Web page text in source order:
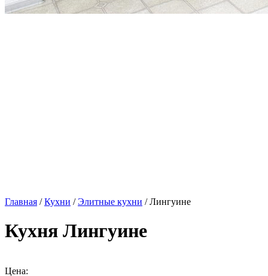
Главная /Кухни /Элитные кухни / Лингуине
Кухня Лингуине
Цена: